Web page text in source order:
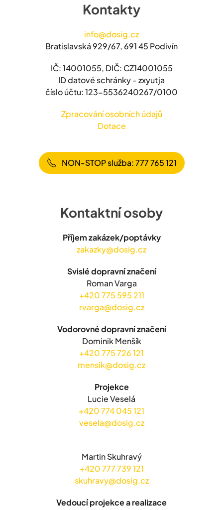
Kontakty
info@dosig.cz
Bratislavská 929/67, 691 45 Podivín
IČ: 14001055, DIČ: CZ14001055
ID datové schránky - zxyutja
číslo účtu: 123-5536240267/0100
Zpracování osobních údajů
Dotace
NON-STOP služba: 777 765 121
Kontaktní osoby
Příjem zakázek/poptávky
zakazky@dosig.cz
Svislé dopravní značení
Roman Varga
+420 775 595 211
rvarga@dosig.cz
Vodorovné dopravní značení
Dominik Menšík
+420 775 726 121
mensik@dosig.cz
Projekce
Lucie Veselá
+420 774 045 121
vesela@dosig.cz
Martin Skuhravý
+420 777 739 121
skuhravy@dosig.cz
Vedoucí projekce a realizace